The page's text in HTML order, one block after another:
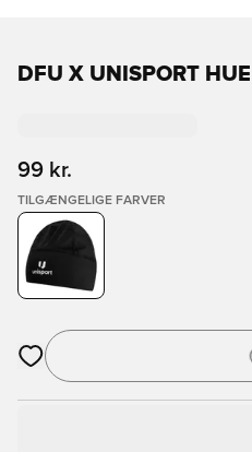
DFU X UNISPORT
99 kr.
TILGÆNGELIGE FARVER
Åbner en Modal til at logge